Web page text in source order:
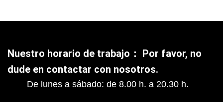
Nuestro horario de trabajo： Por favor, no
dude en contactar con nosotros.
De lunes a sábado: de 8.00 h. a 20.30 h.